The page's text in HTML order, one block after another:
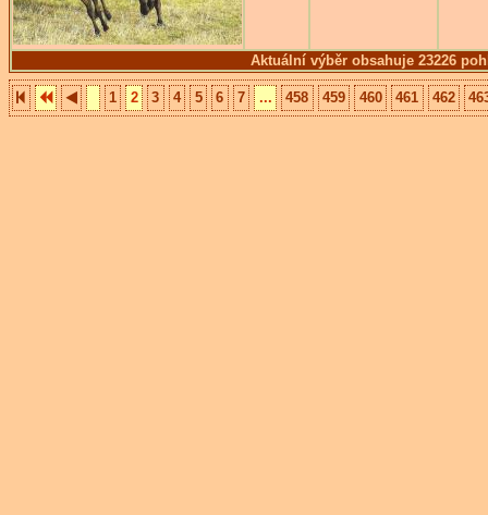
Aktuální výběr obsahuje 23226
1 2 3 4 5 6 7 ... 458 459 460 461 462